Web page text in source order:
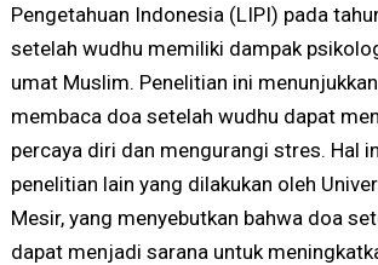
Pengetahuan Indonesia (LIPI) pada
setelah wudhu memiliki dampak
umat Muslim. Penelitian ini
membaca doa setelah wudhu dapat
percaya diri dan mengurangi stres. Hal
penelitian lain yang dilakukan oleh
Mesir, yang menyebutkan bahwa doa
dapat menjadi sarana untuk